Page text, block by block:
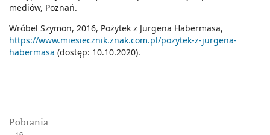
Pobrania
mediów, Poznań.
Wróbel Szymon, 2016, Pożytek z Jurgena Habermasa,
https://www.miesiecznik.znak.com.pl/pozytek-z-jurgena-
habermasa (dostęp: 10.10.2020).